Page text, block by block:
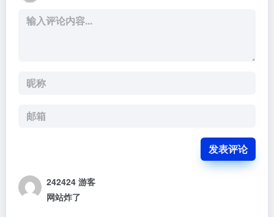
发表评论
242424 游客
网站炸了